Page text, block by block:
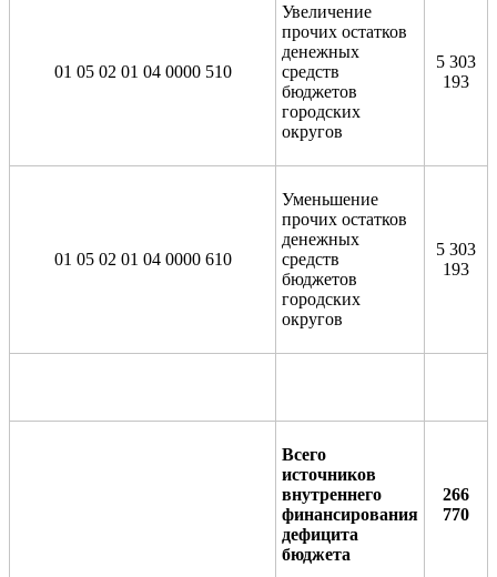
01 05 02 01 04 0000 510
Увеличение
прочих остатков
денежных
средств
бюджетов
городских
округов
5 303
193
01 05 02 01 04 0000 610
Уменьшение
прочих остатков
денежных
средств
бюджетов
городских
округов
5 303
193
Всего
источников
внутреннего
финансирования
дефицита
бюджета
266
770